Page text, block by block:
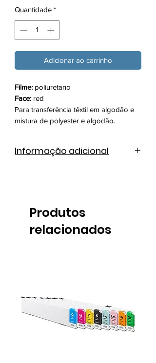
Quantidade *
Adicionar ao carrinho
Filme: poliuretano
Face: red
Para transferência têxtil em algodão e
mistura de polyester e algodão.
Informação adicional
Produtos
relacionados